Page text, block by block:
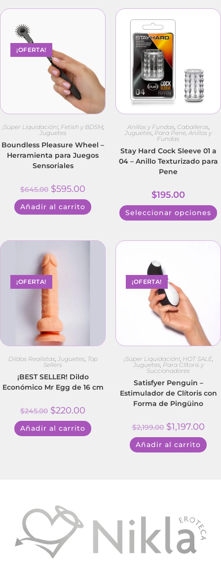
¡OFERTA!
¡Súper Liquidación!, Fetish y BDSM,
Juguetes
Boundless Pleasure Wheel –
Herramienta para Juegos
Sensoriales
$645.00 $595.00
Añadir al carrito
Anillos y Fundas Caballeros
Juguetes Para Pene, Anillos y
Fundas
Stay Hard Cock Sleeve 01 a
04 – Anillo Texturizado para
Pene
$195.00
Seleccionar opciones
¡OFERTA!
Dildos Realistas Juguetes Top
Sellers
¡BEST SELLER! Dildo
Económico Mr Egg de 16 cm
$245.00 $220.00
Añadir al carrito
¡OFERTA!
¡Súper Liquidación!, HOT SALE,
Juguetes Para Clítoris y
Succionadores
Satisfyer Penguin –
Estimulador de Clítoris con
Forma de Pingüino
$2,199.00 $1,197.00
Añadir al carrito